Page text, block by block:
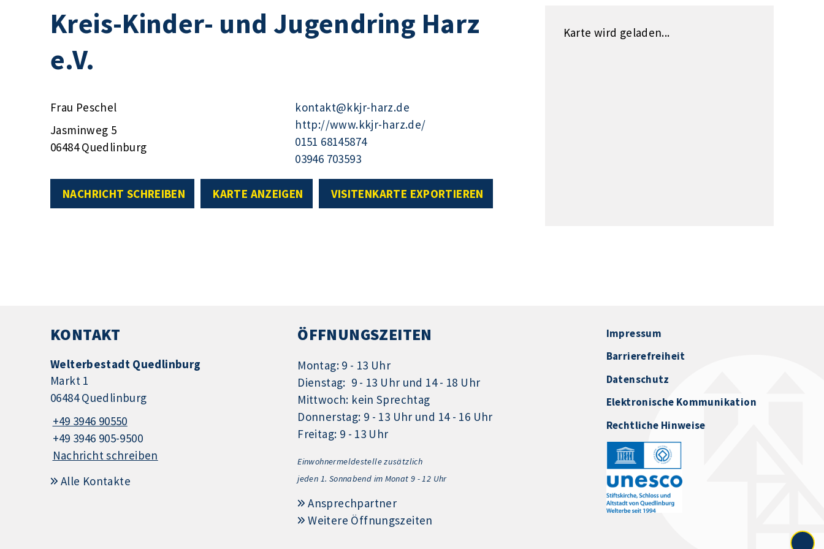
Kreis-Kinder- und Jugendring Harz
e.V.
Frau Peschel
Jasminweg 5
06484 Quedlinburg
kontakt@kkjr-harz.de
http://www.kkjr-harz.de/
0151 68145874
03946 703593
NACHRICHT SCHREIBEN KARTE ANZEIGEN VISITENKARTE EXPORTIEREN
Karte wird geladen...
KONTAKT
Welterbestadt Quedlinburg
Markt 1
06484 Quedlinburg
+49 3946 90550
+49 3946 905-9500
Nachricht schreiben
Alle Kontakte
ÖFFNUNGSZEITEN
Montag: 9 - 13 Uhr
Dienstag: 9 - 13 Uhr und 14 - 18 Uhr
Mittwoch: kein Sprechtag
Donnerstag: 9 - 13 Uhr und 14 - 16 Uhr
Freitag: 9 - 13 Uhr
Einwohnermeldestelle zusätzlich
jeden 1. Sonnabend im Monat 9 - 12 Uhr
Ansprechpartner
Weitere Öffnungszeiten
Impressum
Barrierefreiheit
Datenschutz
Elektronische Kommunikation
Rechtliche Hinweise